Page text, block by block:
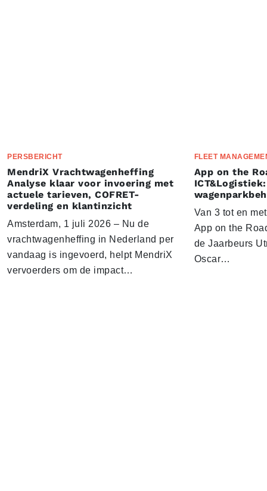
PERSBERICHT
MendriX Vrachtwagenheffing
Analyse klaar voor invoering met
actuele tarieven, COFRET-
verdeling en klantinzicht
Amsterdam, 1 juli 2026 – Nu de
vrachtwagenheffing in Nederland per
vandaag is ingevoerd, helpt MendriX
vervoerders om de impact…
FLEET
App on the
Van 3 tot en
App on the
de Jaarbeurs
Oscar…